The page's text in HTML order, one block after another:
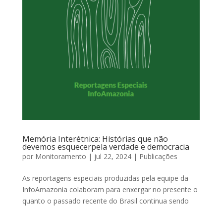
Memória Interétnica: Histórias que não
devemos esquecerpela verdade e democracia
por Monitoramento | jul 22, 2024| Publicações
As reportagens especiais produzidas pela equipe da
InfoAmazonia colaboram para enxergar no presente o
quanto o passado recente do Brasil continua sendo